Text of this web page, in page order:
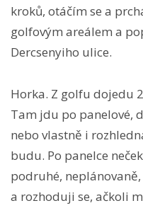
kroků, otáčím se a
golfovým areálem a
Dercsenyiho ulice.
Horka. Z golfu dojedu
Tam jdu po panelové,
nebo vlastně i
budu. Po panelce
podruhé,
a rozhoduji se, ačkoli